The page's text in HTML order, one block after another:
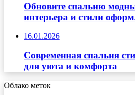
Обновите спальню
интерьера и стили
16.01.2026
Современная спальня
для уюта и комфорта
Облако меток